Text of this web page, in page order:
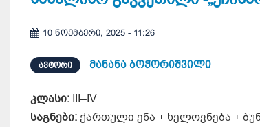
10 ნოემბერი, 2025 - 11:26
ᲐᲕᲢᲝᲠᲘ მანანა ბოჭორიშვილი
კლასი: III–IV
საგნები:ქართული ენა + ხელოვნება +